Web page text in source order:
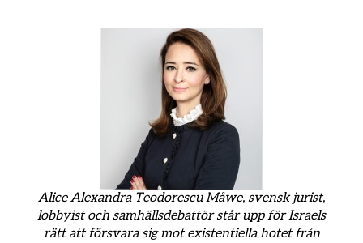
Alice Alexandra Teodorescu Måwe, svensk jurist,
lobbyist och samhällsdebattör står upp för Israels
rätt att försvara sig mot existentiella hotet från